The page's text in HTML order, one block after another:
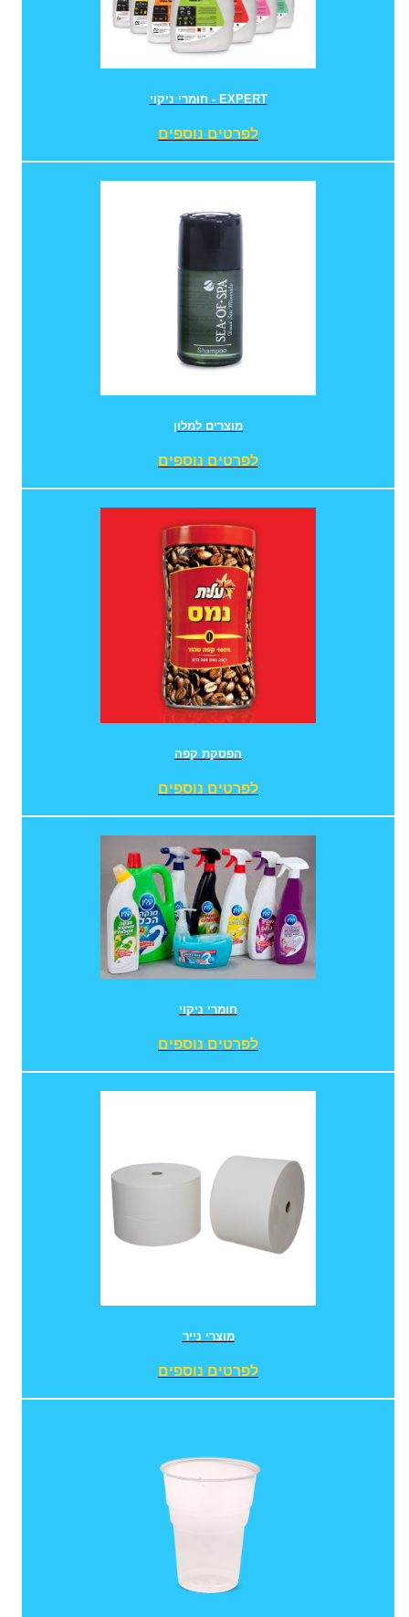
חומרי ניקוי - EXPERT
לפרטים נוספים
מוצרים למלון
לפרטים נוספים
הפסקת קפה
לפרטים נוספים
חומרי ניקוי
לפרטים נוספים
מוצרי נייר
לפרטים נוספים